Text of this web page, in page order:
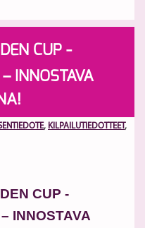
CUP -
INNOSTAVA
, KILPAILUTIEDOTTEET,
CUP -
INNOSTAVA